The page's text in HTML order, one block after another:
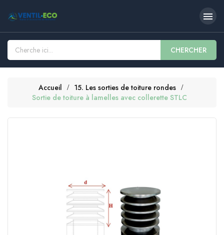

CHERCHER
Accueil
15. Les sorties de toiture rondes
Sortie de toiture à lamelles avec collerette STLC